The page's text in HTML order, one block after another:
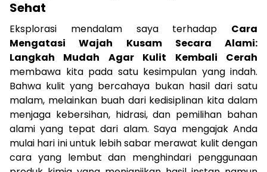
Sehat
Eksplorasi mendalam saya terhadap Cara
Mengatasi Wajah Kusam Secara Alami:
Langkah Mudah Agar Kulit Kembali Cerah
membawa kita pada satu kesimpulan yang indah.
Bahwa kulit yang bercahaya bukan hasil dari satu
malam, melainkan buah dari kedisiplinan kita dalam
menjaga kebersihan, hidrasi, dan pemilihan bahan
alami yang tepat dari alam. Saya mengajak Anda
mulai hari ini untuk lebih sabar merawat kulit dengan
cara yang lembut dan menghindari penggunaan